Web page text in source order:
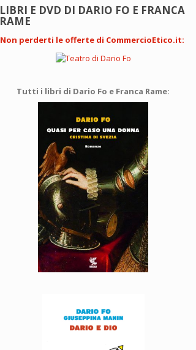
LIBRI E DVD DI DARIO FO E FRANCA
RAME
Non perderti le offerte di CommercioEtico.it:
Tutti i libri di Dario Fo e Franca Rame: